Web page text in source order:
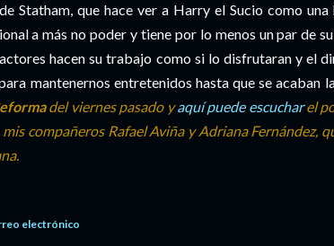
Statham, que hace ver a Harry el Sucio como una
a más no poder y tiene por lo menos un par de
hacen su trabajo como si lo disfrutaran y el
mantenernos entretenidos hasta que se acaban
del viernes pasado y aquí puede escucharel
compañeros Rafael Aviña y Adriana Fernández,
electrónico